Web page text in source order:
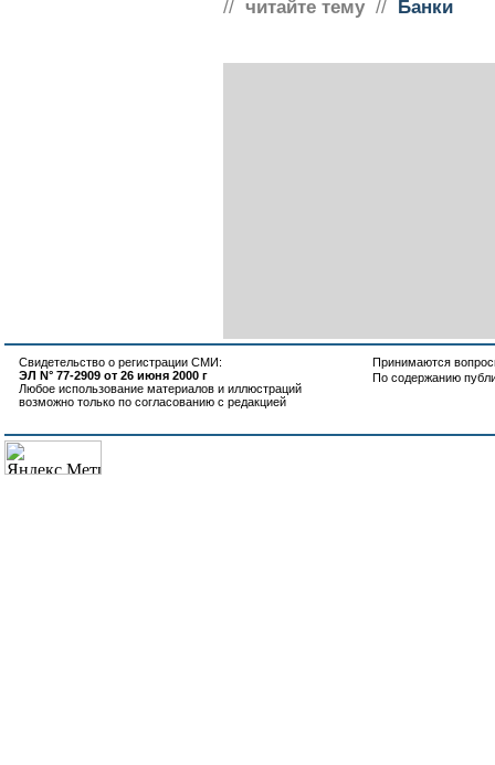
// читайте тему // Банки
Свидетельство о регистрации СМИ:
ЭЛ N° 77-2909 от 26 июня 2000 г
Любое использование материалов и иллюстраций
возможно только по согласованию с редакцией
Принимаются
По содержанию